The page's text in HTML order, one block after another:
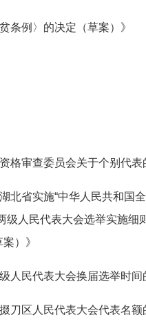
条例〉的决定（草案）》
格审查委员会关于个别代
北省实施“中华人民共和国
级人民代表大会选举实施
）》
人民代表大会换届选举时
刀区人民代表大会代表名